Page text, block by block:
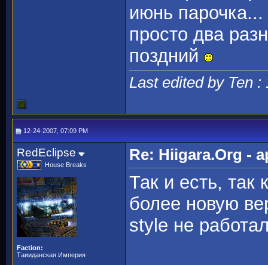
июнь
просто два
поздний
Last edited by Ten
12-24-2007, 07:09 PM
RedEclipse
House Breaks
Faction:
Таииданская Империя
Re: Hiigara.Org -
Так и есть,
более новую
style не